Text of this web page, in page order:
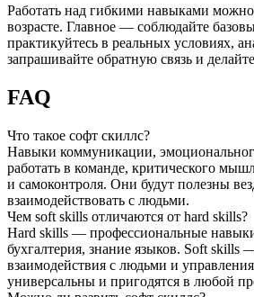
Работать над гибкими навыками
возрасте. Главное — соблюдайте
практикуйтесь в реальных условиях,
запрашивайте обратную связь и
FAQ
Что такое софт скиллс?
Навыки коммуникации,
работать в команде, критического
и самоконтроля. Они будут полезны
взаимодействовать с людьми.
Чем soft skills отличаются от hard skills?
Hard skills — профессиональные
бухгалтерия, знание языков. Soft skills
взаимодействия с людьми и
универсальны и пригодятся в любой